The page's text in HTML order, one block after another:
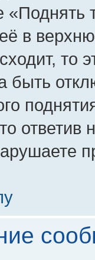
«Поднять
в
то
быть
ответив